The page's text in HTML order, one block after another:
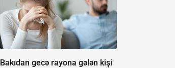
Bakıdan gecə rayona gələn kişi